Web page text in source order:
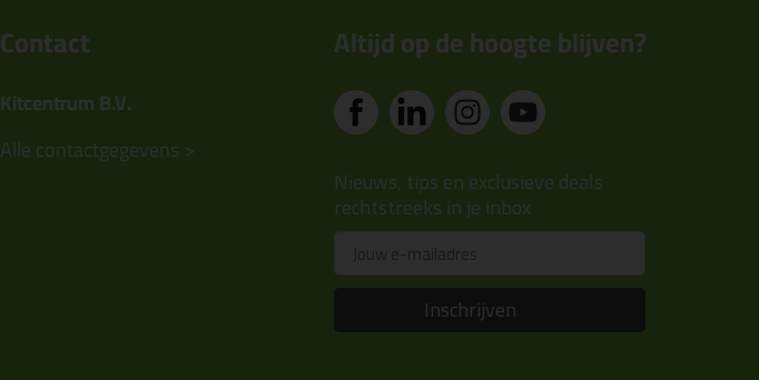
Contact
Kitcentrum B.V.
Alle contactgegevens >
Altijd op de hoogte blijven?
Nieuws, tips en exclusieve deals
rechtstreeks in je inbox
Inschrijven